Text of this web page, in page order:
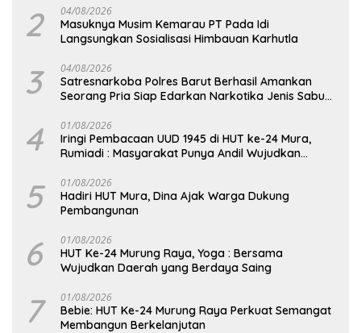
2 04/08/2026
Masuknya Musim Kemarau PT Pada Idi
Langsungkan Sosialisasi Himbauan Karhutla
3 04/08/2026
Satresnarkoba Polres Barut Berhasil Amankan
Seorang Pria Siap Edarkan Narkotika Jenis Sabu
4 01/08/2026
Iringi Pembacaan UUD 1945 di HUT ke-24 Mura,
Rumiadi : Masyarakat Punya Andil Wujudkan
5 01/08/2026
Hadiri HUT Mura, Dina Ajak Warga Dukung
Pembangunan
6 01/08/2026
HUT Ke-24 Murung Raya, Yoga : Bersama
Wujudkan Daerah yang Berdaya Saing
7 01/08/2026
Bebie: HUT Ke-24 Murung Raya Perkuat Semangat
Membangun Berkelanjutan